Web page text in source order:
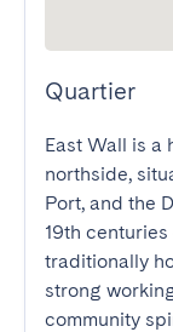
Quartier
East Wall is a
northside,
Port, and the
19th
traditionally
strong
community